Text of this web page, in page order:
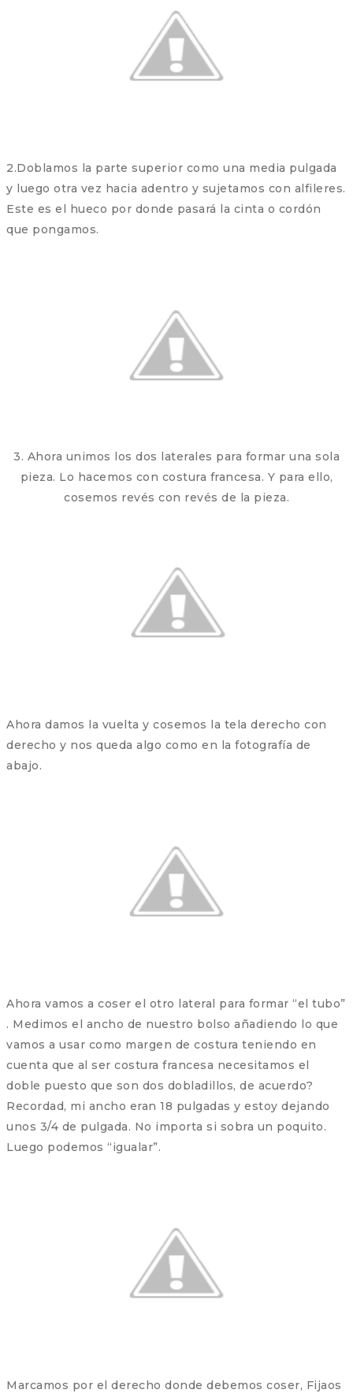
2.Doblamos la parte superior como una media pulgada
y luego otra vez hacia adentro y sujetamos con alfileres.
Este es el hueco por donde pasará la cinta o cordón
que pongamos.
3. Ahora unimos los dos laterales para formar una sola
pieza. Lo hacemos con costura francesa. Y para ello,
cosemos revés con revés de la pieza.
Ahora damos la vuelta y cosemos la tela derecho con
derecho y nos queda algo como en la fotografía de
abajo.
Ahora vamos a coser el otro lateral para formar “el tubo”
. Medimos el ancho de nuestro bolso añadiendo lo que
vamos a usar como margen de costura teniendo en
cuenta que al ser costura francesa necesitamos el
doble puesto que son dos dobladillos, de acuerdo?
Recordad, mi ancho eran 18 pulgadas y estoy dejando
unos 3/4 de pulgada. No importa si sobra un poquito.
Luego podemos “igualar”.
Marcamos por el derecho donde debemos coser, Fijaos